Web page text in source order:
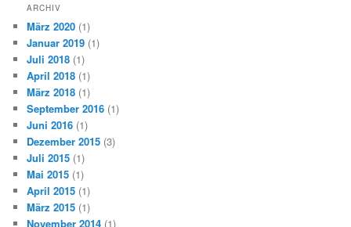
ARCHIV
März 2020 (1)
Januar 2019 (1)
Juli 2018 (1)
April 2018 (1)
März 2018 (1)
September 2016 (1)
Juni 2016 (1)
Dezember 2015 (3)
Juli 2015 (1)
Mai 2015 (1)
April 2015 (1)
März 2015 (1)
November 2014 (1)